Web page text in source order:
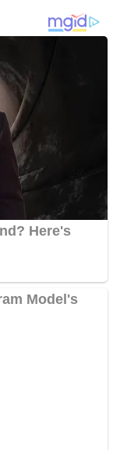
yang ke-81,
Aiptu
kegiatan
kepada
Kecamatan
2026).‎‎Kegiatan
09.00 WIB
rumah warga di
kelurahan
langsung dari
silaturahmi
pesan
baik
tengah bersiap
RI
berlangsung
warga,
kenyamanan